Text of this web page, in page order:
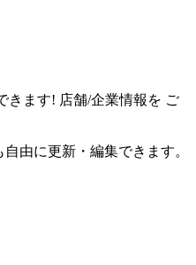
きます! 店舗/企業情報を ご
由に更新・編集できます。